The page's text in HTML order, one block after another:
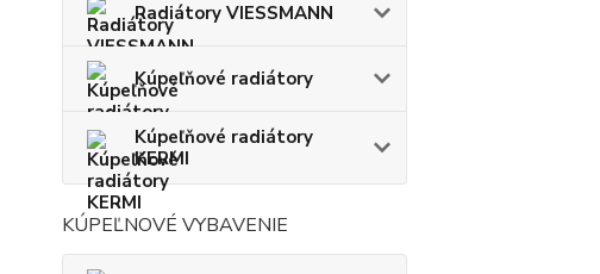
Radiátory VIESSMANN
Kúpeľňové radiátory
Kúpeľňové radiátory
KERMI
KÚPEĽNOVÉ VYBAVENIE